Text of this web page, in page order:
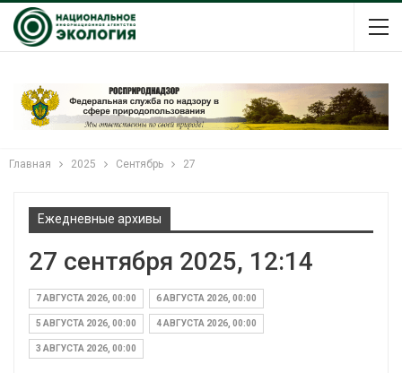
Главная 2025 Сентябрь 27
Ежедневные архивы
27 сентября 2025, 12:14
7 АВГУСТА 2026, 00:00 6 АВГУСТА 2026, 00:00
5 АВГУСТА 2026, 00:00 4 АВГУСТА 2026, 00:00
3 АВГУСТА 2026, 00:00